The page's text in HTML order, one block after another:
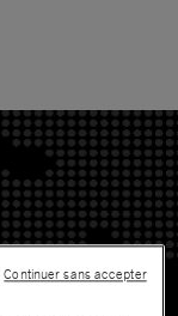
Continuer sans accepter